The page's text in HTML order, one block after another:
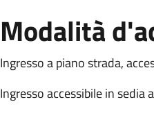
Modalità
Ingresso a piano strada,
Ingresso accessibile in sedia